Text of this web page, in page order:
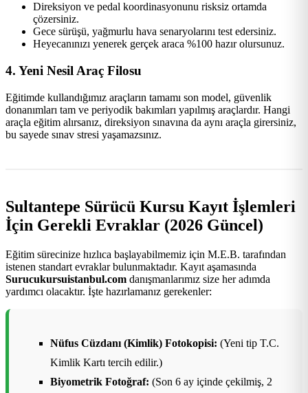
Direksiyon ve pedal koordinasyonunu risksiz ortamda
çözersiniz.
Gece sürüşü, yağmurlu hava senaryolarını test edersiniz.
Heyecanınızı yenerek gerçek araca %100 hazır olursunuz.
4. Yeni Nesil Araç Filosu
Eğitimde kullandığımız araçların tamamı son model, güvenlik
donanımları tam ve periyodik bakımları yapılmış araçlardır. Hangi
araçla eğitim alırsanız, direksiyon sınavına da aynı araçla girersiniz,
bu sayede sınav stresi yaşamazsınız.
Sultantepe Sürücü Kursu Kayıt İşlemleri
İçin Gerekli Evraklar (2026 Güncel)
Eğitim sürecinize hızlıca başlayabilmemiz için M.E.B. tarafından
istenen standart evraklar bulunmaktadır. Kayıt aşamasında
Surucukursuistanbul.com danışmanlarımız size her adımda
yardımcı olacaktır. İşte hazırlamanız gerekenler:
Nüfus Cüzdanı (Kimlik) Fotokopisi: (Yeni tip T.C.
Kimlik Kartı tercih edilir.)
Biyometrik Fotoğraf: (Son 6 ay içinde çekilmiş, 2